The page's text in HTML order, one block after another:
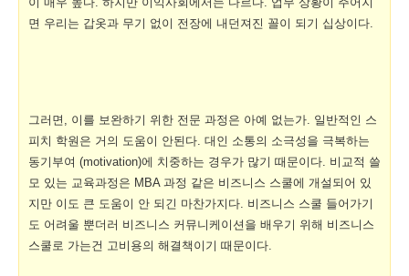
면 우리는 갑옷과 무기 없이 전장에 내던져진 꼴이 되기 십상이다.
그러면, 이를 보완하기 위한 전문 과정은 아예 없는가. 일반적인 스
피치 학원은 거의 도움이 안된다. 대인 소통의 소극성을 극복하는
동기부여 (motivation)에 치중하는 경우가 많기 때문이다. 비교적 쓸
모 있는 교육과정은 MBA 과정 같은 비즈니스 스쿨에 개설되어 있
지만 이도 큰 도움이 안 되긴 마찬가지다. 비즈니스 스쿨 들어가기
도 어려울 뿐더러 비즈니스 커뮤니케이션을 배우기 위해 비즈니스
스쿨로 가는건 고비용의 해결책이기 때문이다.